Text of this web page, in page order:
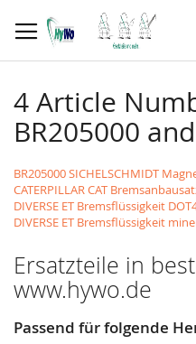
zum
Inhalt
4 Article
BR205000
BR205000 SICHELSCHMIDT
CATERPILLAR CAT
DIVERSE ET Bremsflüssigkeit
DIVERSE ET Bremsflüssigkeit
Ersatzteile in
www.hywo.de
Passend für folgende